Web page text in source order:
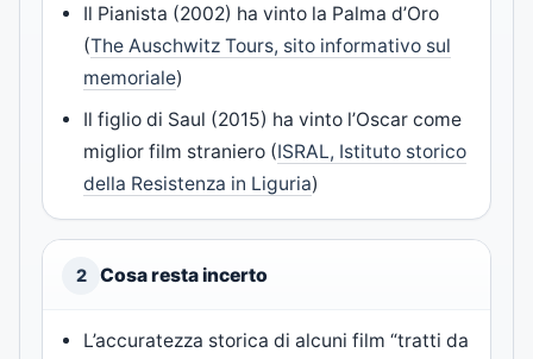
Il Pianista (2002) ha vinto la Palma d’Oro
(The Auschwitz Tours, sito informativo sul
memoriale)
Il figlio di Saul (2015) ha vinto l’Oscar come
miglior film straniero (ISRAL, Istituto storico
della Resistenza in Liguria)
2 Cosa resta incerto
L’accuratezza storica di alcuni film “tratti da